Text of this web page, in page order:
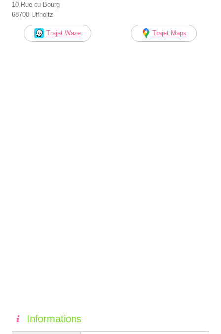
10 Rue du Bourg
68700 Uffholtz
Trajet Waze Trajet Maps
Informations